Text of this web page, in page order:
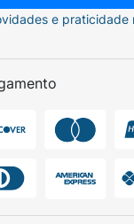
PP (Para cães de
Embalagem:
ou
múltiplo).
do seu pet
e praticidade